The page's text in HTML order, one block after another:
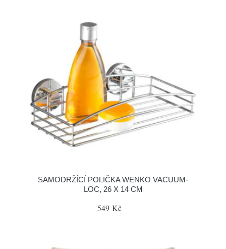
SAMODRŽÍCÍ POLIČKA WENKO VACUUM-
LOC, 26 X 14 CM
549 Kč